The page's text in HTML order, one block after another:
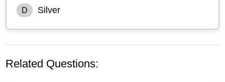
D Silver
Related Questions: